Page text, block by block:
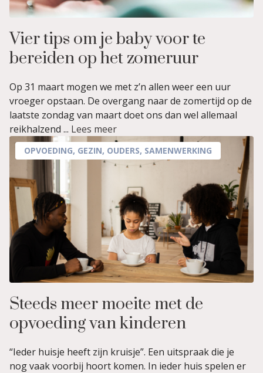
Vier tips om je baby voor te
bereiden op het zomeruur
Op 31 maart mogen we met z’n allen weer een uur
vroeger opstaan. De overgang naar de zomertijd op de
laatste zondag van maart doet ons dan wel allemaal
reikhalzend ... Lees meer
OPVOEDING, GEZIN, OUDERS, SAMENWERKING
Steeds meer moeite met de
opvoeding van kinderen
“Ieder huisje heeft zijn kruisje”. Een uitspraak die je
nog vaak voorbij hoort komen. In ieder huis spelen er